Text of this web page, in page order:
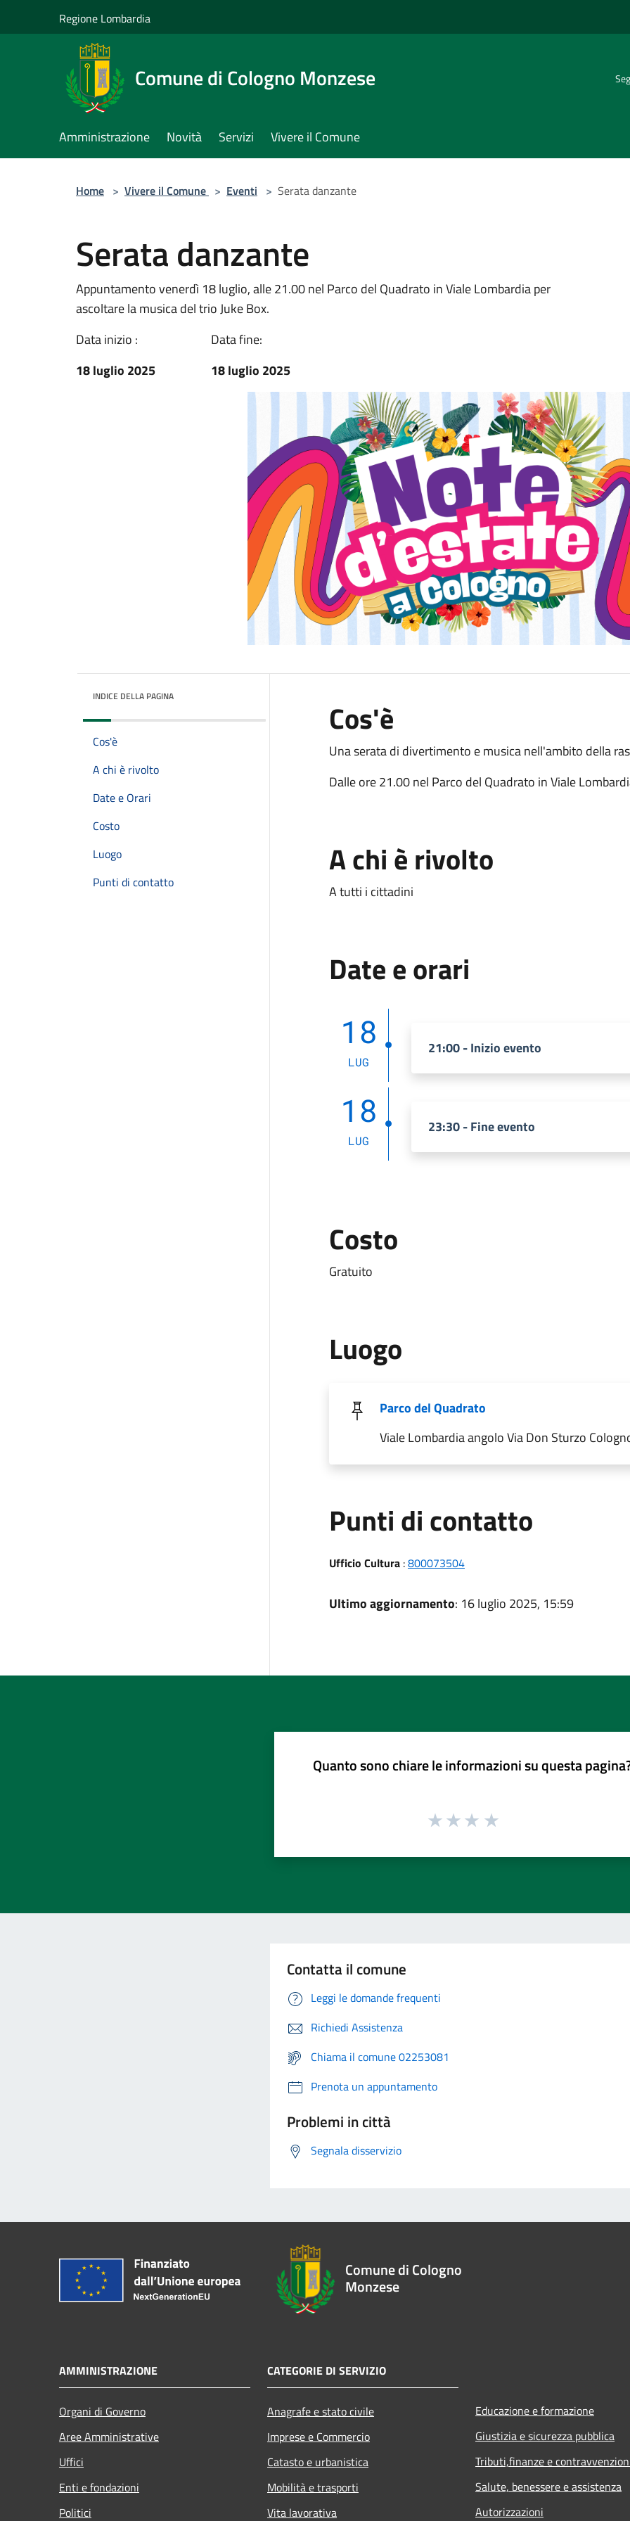
Regione Lombardia
Comune di Cologno Monzese
Amministrazione Novità Servizi Vivere il Comune
Home > Vivere il Comune > Eventi > Serata danzante
Serata danzante
Appuntamento venerdì 18 luglio, alle 21.00 nel Parco del Quadrato in Viale Lombardia per
ascoltare la musica del trio Juke Box.
Data inizio :
18 luglio 2025
Data fine:
18 luglio 2025
INDICE DELLA PAGINA
Cos'è
A chi è rivolto
Date e Orari
Costo
Luogo
Punti di contatto
Cos'è
Una serata di divertimento e musica nell'ambito della
Dalle ore 21.00 nel Parco del Quadrato in Viale
A chi è rivolto
A tutti i cittadini
Date e orari
18
LUG
21:00 - Inizio evento
18
LUG
23:30 - Fine evento
Costo
Gratuito
Luogo
Parco del Quadrato
Viale Lombardia angolo Via Don Sturzo
Punti di contatto
Ufficio Cultura:800073504
Ultimo aggiornamento: 16 luglio 2025, 15:59
Quanto sono chiare le informazioni su questa
Contatta il comune
Leggi le domande frequenti
Richiedi Assistenza
Chiama il comune 02253081
Prenota un appuntamento
Problemi in città
Segnala disservizio
Comune di Cologno
Monzese
AMMINISTRAZIONE
Organi di Governo
Aree Amministrative
Uffici
Enti e fondazioni
Politici
CATEGORIE DI SERVIZIO
Anagrafe e stato civile
Imprese e Commercio
Catasto e urbanistica
Mobilità e trasporti
Vita lavorativa
Educazione e formazione
Giustizia e sicurezza pubblica
Tributi,finanze e
Salute, benessere e assistenza
Autorizzazioni